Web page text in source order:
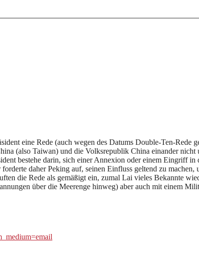
eine Rede (auch wegen des Datums Double-Ten-Rede
(also Taiwan) und die Volksrepublik China einander
bestehe darin, sich einer Annexion oder einem Eingriff
daher Peking auf, seinen Einfluss geltend zu
die Rede als gemäßigt ein, zumal Lai vieles Bekannte
über die Meerenge hinweg) aber auch mit einem